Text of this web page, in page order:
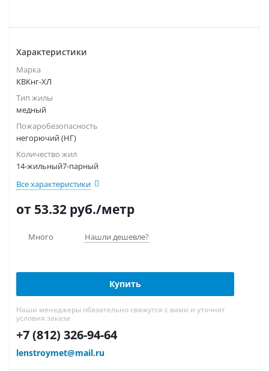
Характеристики
Марка
КВКнг-ХЛ
Тип жилы
медный
Пожаробезопасность
негорючий (НГ)
Количество жил
14-жильный7-парный
Все характеристики
от 53.32 руб./метр
Много Нашли дешевле?
Купить
Наши менеджеры обязательно свяжутся с вами и уточнят
условия заказа
+7 (812) 326-94-64
lenstroymet@mail.ru